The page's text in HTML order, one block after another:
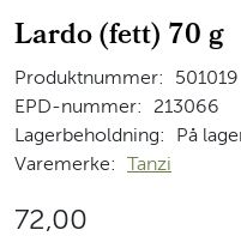
Lardo (fett) 70 g
Produktnummer:
501019
EPD-nummer:
213066
Lagerbeholdning:
På
Varemerke: Tanzi
72,00